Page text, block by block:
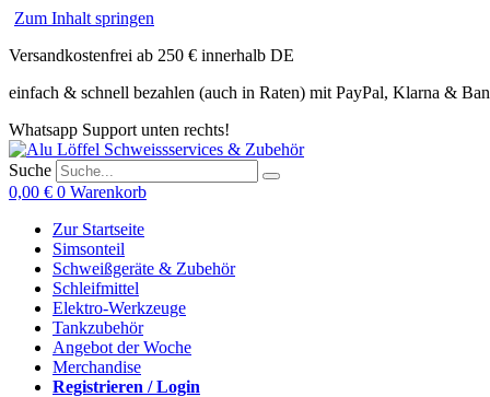
Zum Inhalt springen
Versandkostenfrei ab 250 € innerhalb DE
einfach & schnell bezahlen (auch in Raten) mit PayPal, Klarna &
Whatsapp Support unten rechts!
Suche
0,00 € 0 Warenkorb
Zur Startseite
Simsonteil
Schweißgeräte & Zubehör
Schleifmittel
Elektro-Werkzeuge
Tankzubehör
Angebot der Woche
Merchandise
Registrieren / Login